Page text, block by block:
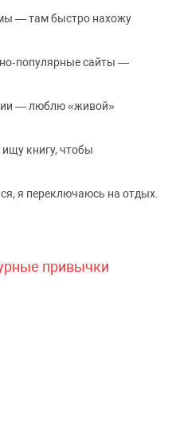
— там быстро нахожу
сайты —
— люблю «живой»
книгу, чтобы
я переключаюсь на отдых.
привычки